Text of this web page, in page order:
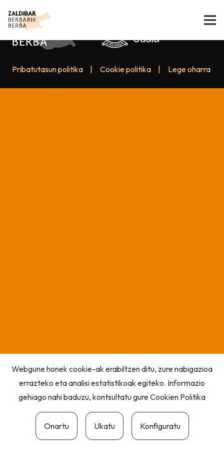
Pribatutasun politika Cookie politika Lege oharra
Webgune honek cookie-ak erabiltzen ditu, zure nabigazioa
errazteko eta analisi estatistikoak egiteko. Informazio
gehiago nahi baduzu, kontsultatu gureCookien Politika
Onartu Ukatu Konfiguratu